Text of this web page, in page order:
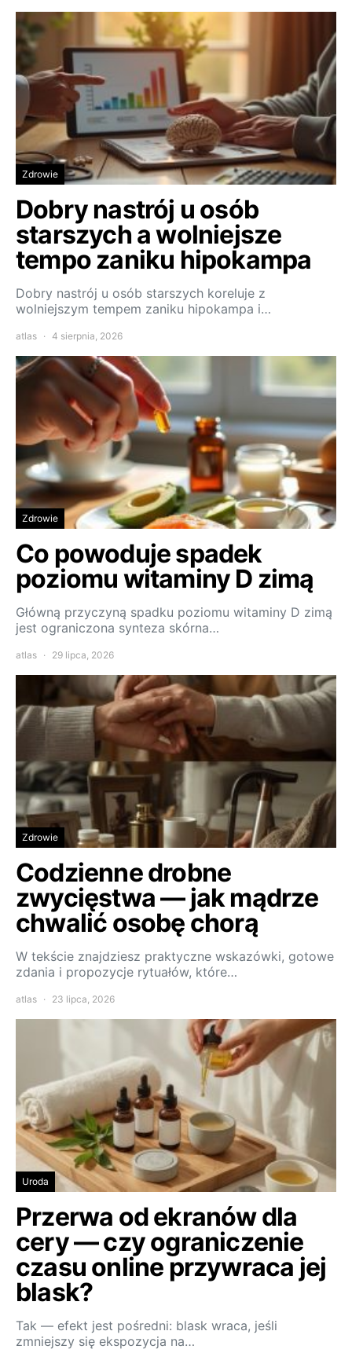
Zdrowie
Dobry nastrój u osób
starszych a wolniejsze
tempo zaniku hipokampa
Dobry nastrój u osób starszych koreluje z
wolniejszym tempem zaniku hipokampa i…
atlas 4 sierpnia, 2026
Zdrowie
Co powoduje spadek
poziomu witaminy D zimą
Główną przyczyną spadku poziomu witaminy D zimą
jest ograniczona synteza skórna…
atlas 29 lipca, 2026
Zdrowie
Codzienne drobne
zwycięstwa — jak mądrze
chwalić osobę chorą
W tekście znajdziesz praktyczne wskazówki, gotowe
zdania i propozycje rytuałów, które…
atlas 23 lipca, 2026
Uroda
Przerwa od ekranów dla
cery — czy ograniczenie
czasu online przywraca jej
blask?
Tak — efekt jest pośredni: blask wraca, jeśli
zmniejszy się ekspozycja na…